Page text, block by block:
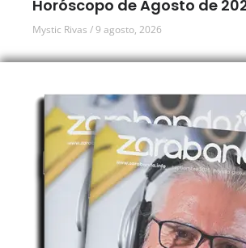
Horóscopo de Agosto de
Mystic Rivas 9 agosto, 2026